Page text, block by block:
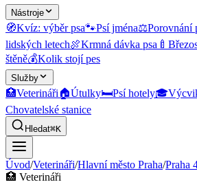
Nástroje
🧭Kvíz: výběr psa🐾Psí jména⚖️Porovnání
lidských letech🍖Krmná dávka psa 🍼
štěně💰Kolik stojí pes
Služby
🏥Veterináři🏠Útulky🛏️Psí hotely🎓
Chovatelské stanice
Hledat⌘K
Úvod/Veterináři/Hlavní město Praha/Praha
🏥 Veterináři